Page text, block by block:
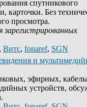
спутникового
карточки. Без
просмотра.
зарегистрированных
, Витс, fonaref, SGN
и
эфирных,
устройств,